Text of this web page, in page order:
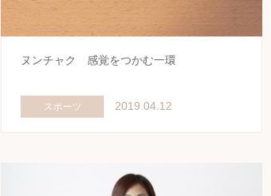
ヌンチャク 感覚をつかむ一環
スポーツ 2019.04.12